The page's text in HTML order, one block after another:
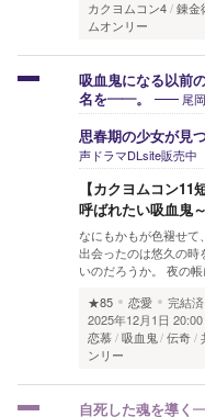
カクヨムコン4 錬金
ムオンリー
吸血鬼になる以前
名を――。
尾
思春期の少女が見
声ドラマDLsite販売中
【カクヨムコン
呼ばれたい吸血鬼～
なにもかもが色褪せて
出会ったのは悠久の時
いのだろうか。 夜の
★85
恋愛 完結済
2025年12月1日
恋慕 吸血鬼 伝奇
ンリー
自死した魂を導く